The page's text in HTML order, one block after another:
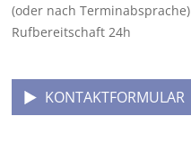
(oder nach Terminabsprache)
Rufbereitschaft 24h
KONTAKTFORMULAR